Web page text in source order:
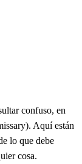
confuso, en
Aquí están
lo que debe
cosa.